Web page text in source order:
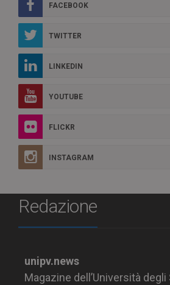
FACEBOOK
TWITTER
LINKEDIN
YOUTUBE
FLICKR
INSTAGRAM
Redazione
unipv.news
Magazine dell’Università degli